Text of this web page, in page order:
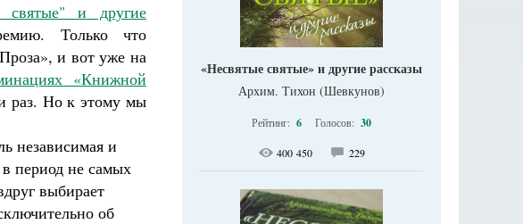
святые" и другие
Только что
и вот уже на
«Книжной
раз. Но к этому мы
независимая и
в период не самых
выбирает
об
«Несвятые святые» и другие рассказы
Архим. Тихон (Шевкунов)
Рейтинг: 6 Голосов: 30
400 450 229